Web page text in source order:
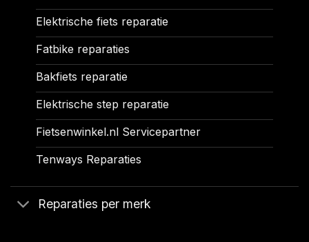
Elektrische fiets reparatie
Fatbike reparaties
Bakfiets reparatie
Elektrische step reparatie
Fietsenwinkel.nl Servicepartner
Tenways Reparaties
Reparaties per merk